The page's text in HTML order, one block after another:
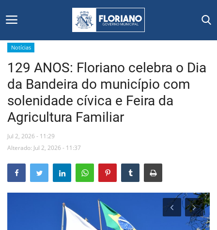
Início
Editais
Floriano
Secretarias e Órgãos
Mural de Licitações
Notícias
129 ANOS: Floriano celebra o Dia
da Bandeira do município com
solenidade cívica e Feira da
Agricultura Familiar
Jul 2, 2026 - 11:29
Alterado: Jul 2, 2026 - 11:37